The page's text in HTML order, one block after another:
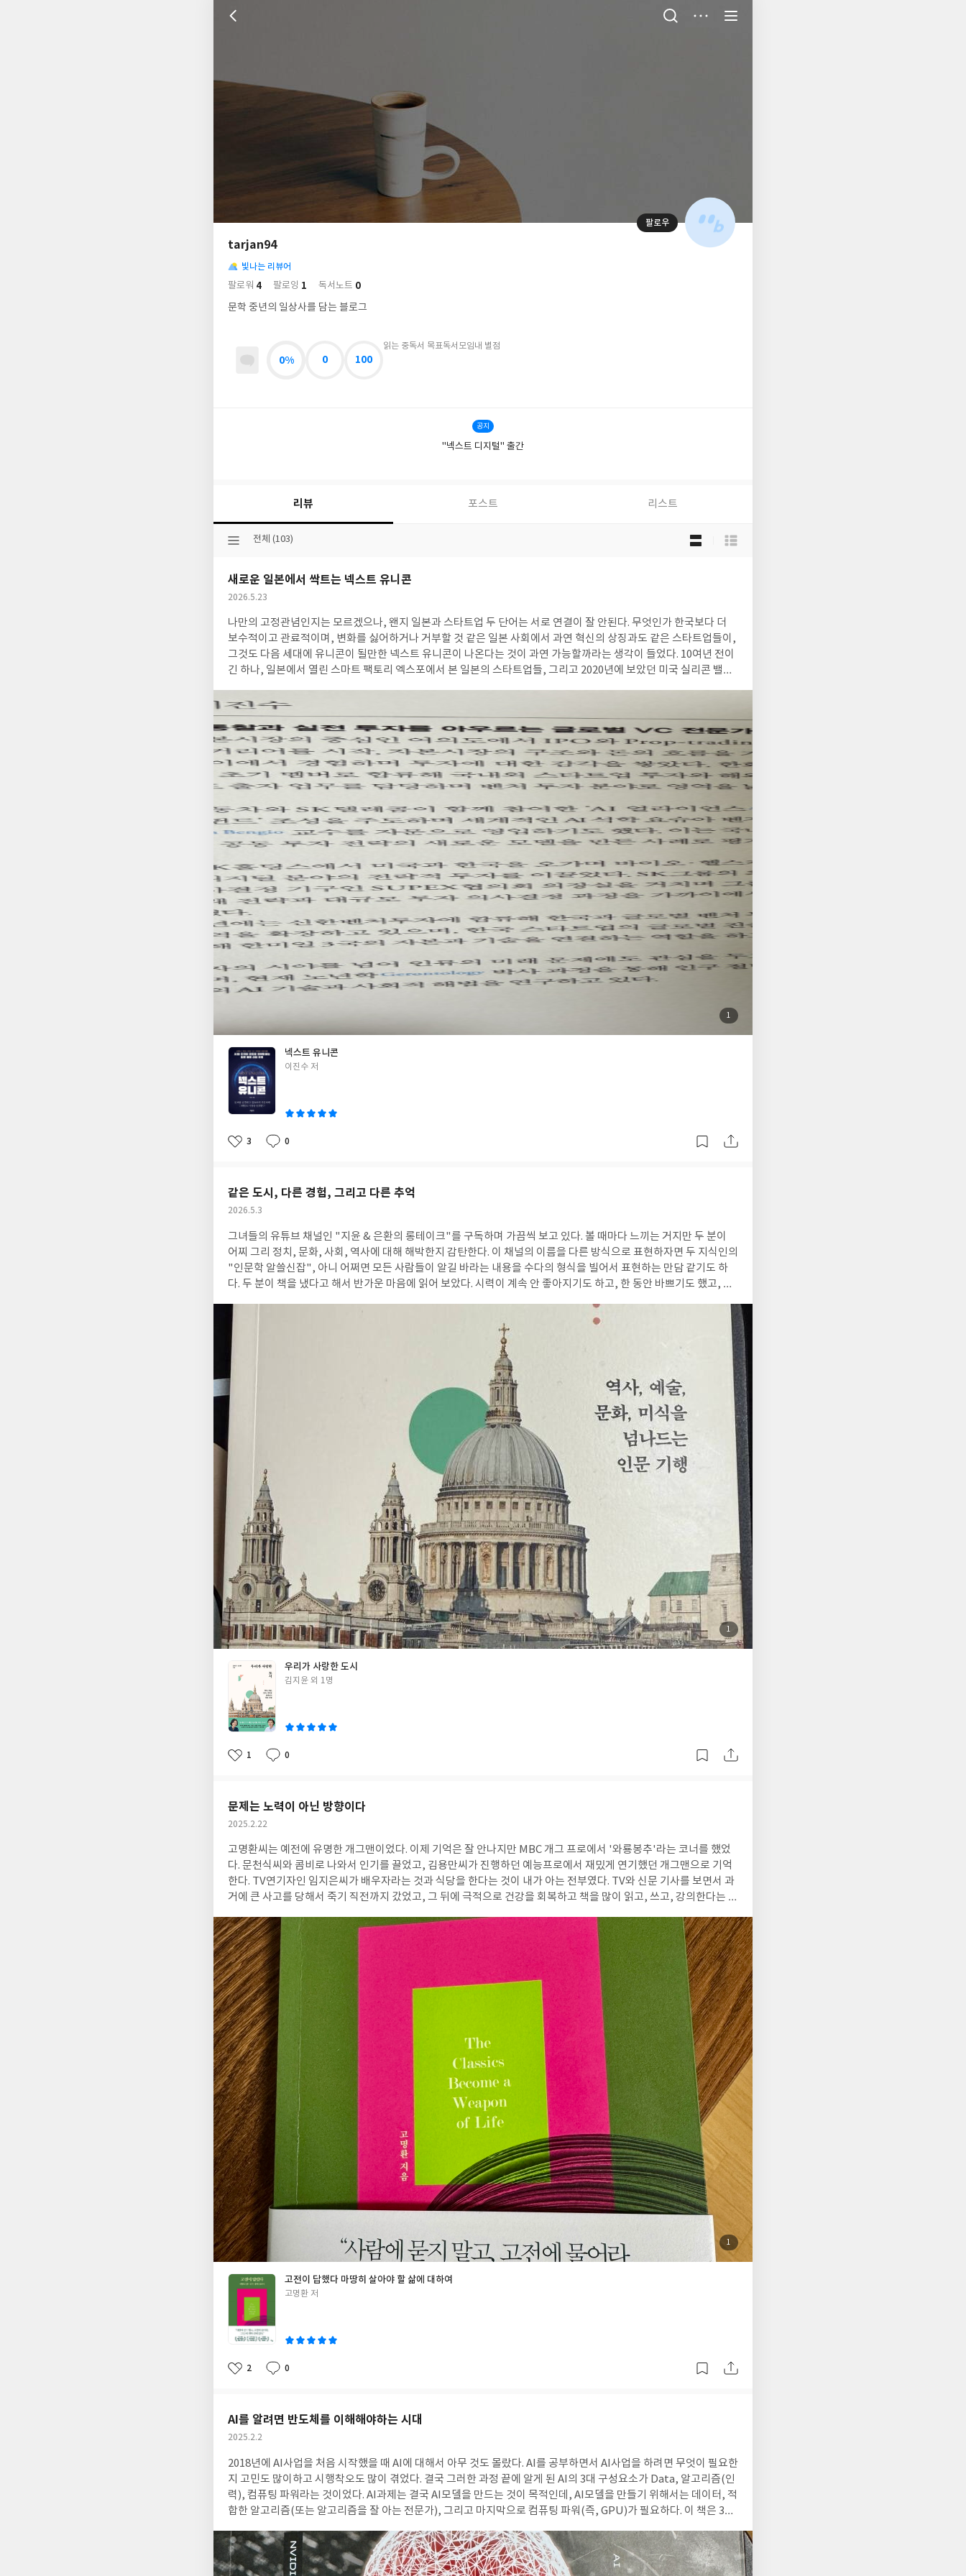
팔로우
tarjan94
님
의
사
락
빛나는 리뷰어
팔로워 4 팔로잉 1 독서노트 0
문학 중년의 일상사를 담는 블로그
읽는 중독서 목표
0%
독서모임
0
내 별점
100
공지
"넥스트 디지털" 출간
리뷰 포스트 리스트
선
분
류
전체 (103)
새로운 일본에서 싹트는 넥스트 유니콘
작
일
2026.5.23
나만의 고정관념인지는 모르겠으나, 왠지 일본과 스타트업 두 단어는 서로 연결이 잘 안된다. 무엇인가 한국보다 더
보수적이고 관료적이며, 변화를 싫어하거나 거부할 것 같은 일본 사회에서 과연 혁신의 상징과도 같은 스타트업들이,
그것도 다음 세대에 유니콘이 될만한 넥스트 유니콘이 나온다는 것이 과연 가능할까라는 생각이 들었다. 10여년 전이
긴 하나, 일본에서 열린 스마트 팩토리 엑스포에서 본 일본의 스타트업들, 그리고 2020년에 보았던 미국 실리콘 밸리
기는 어렵지만, 무언인가 혁신을 추구하면서 신기술을 적극적으로 찾는 모습보다는 다른 일본 기업들의 눈치를 보면
서 따라한다는 느낌을 많이 받았기 때문이다. 코로나 시기에 전세계적으로 화상회의나 각종 디지털 기반 서비스들이
급격히 발전했었다. 그때 일본의 디지털화가 더디다보니, 전자 서명이 안되고, 여전히 종이에 도장을 찍어야 하며, 코
로나 환자 집계를 팩스로 받아 집계한다는 뉴스를 본 기억이 있어서 더 그런 생각이 들었는지도 모른다. 진담인지 농담
인지 모르겠지만, 일본의 도장 협회가 미국의 총기 협회보다 더 강력하기 때문에 도장을 포기할 수 없다는 말이 단순
히 농담처럼만 들리지 않았다. 예를 들어, 사카나AI라고 하는 스타트업은 거대 LLM 모델을 뛰어 넘는 소버린 AI전략
사용하는데, 이 회사는 오픈소스 기반의 LLM을 활용하되, 그런 LLM들 여러 개를 네트워크로 구성하여 일본어의 특
성, 또는 산업 특성에 맞게 필요한 네트워크를 활성화시켜 사용하게 하는 방식을 사용하게 한다. 그리고 여기에 참여
한 사람들이 미국 실리콘밸리에서도 인정받는 전문가들이어서 왜 미국에서 창업하지 않고 일본에서 창업했는지 의문
을 갖는 사람들이 많다고 할 정도니 이 정도면 참여한 사람들의 수준을 짐작할 수 있다. 거기에 더불어 엔비디아의 젠
슨황도 투자한 회사라고 하니 거의 흥행 보증 수표나 다름 없다는 느낌을 갖게 된다.일일이 모든 사례를 소개할 수는
없지만 제조, 금융, 에너지, SaaS 등 다양한 분야에서 활약하는 스타트업들을 소개하고 있다. 과거에는 모노즈쿠리가
일본 제조업에 큰 장점이 되었지만, 요즘 시대에는 오히려 혁신을 가로막는 장애가 되었던 것처럼 느껴진다. 모노즈쿠
리는 기존의 장점을 계속 발전시키고, 품질을 고도화하고 극한의 제품 성능과 완벽성을 추구하기 때문에 변화가 많지
않았던 과거에 매우 잘 맞는 방법이 아닌가 한다. 하지만 하루가 멀다하고 기술 개발이 되는 요즘과 같은 시기에는 계
속 바꾸고, 갈아 타고, 새롭게 나아가야하니 오히려 과거의 장점이 현재의 단점이 된 것으로 보인다. 요즘의 일본 스타
트업들이 모노즈쿠리의 약점을 극복하고 새로운 시도를 한다고 하니 기대감이 드는 것도 사실이다. 미국 중심의 스타
트업이 세상의 대표 스타트업을 보여준다고 생각했었는데, 이 책을 보면서 일본 스타트업의 저력을 볼 수 있는 좋은
고 그들의 기술과 서비스를 회사에 적용해 보고 싶은 강한 호기심이 든다. 단순히 일본의 스타트업을 아는 것만이 아니
라, 왜 일본 스타트업들이 부상하게 되었고, 어떤 기술들이 있는지를 전체적으로 조망해 볼 수 있는 좋은 책이라고 생
각된다. 책에 있는 회사들 중에 몇 개 회사는 접촉해보려고 한다. 실제로 현장에 적용될 수 있는 좋은 솔루션이라는 생
각이 들기 때문이다. 일본의 스타트업 생태계를 이해할 수 있었고, 실용적인 기술과 스타트업도 알게 되고, 현장을 개
선할 수 있는 아이디어를 얻은 좋은 기회였다. 읽어보시길 추천드린다.
첨
부
사
1
넥스트 유니콘
글
이진수 저
좋
3
댓
0
작
같은 도시, 다른 경험, 그리고 다른 추억
작
일
2026.5.3
그녀들의 유튜브 채널인 "지윤 & 은환의 롱테이크"를 구독하며 가끔씩 보고 있다. 볼 때마다 느끼는 거지만 두 분이
어찌 그리 정치, 문화, 사회, 역사에 대해 해박한지 감탄한다. 이 채널의 이름을 다른 방식으로 표현하자면 두 지식인의
"인문학 알쓸신잡", 아니 어쩌면 모든 사람들이 알길 바라는 내용을 수다의 형식을 빌어서 표현하는 만담 같기도 하
다. 두 분이 책을 냈다고 해서 반가운 마음에 읽어 보았다. 시력이 계속 안 좋아지기도 하고, 한 동안 바쁘기도 했고, 하
그런 생각이 든다. 무언가 비어가는 느낌이랄까? 소진되지만 충전되지 않는 그런 느낌이 든다. 그리고 간만에 책을 읽
다보니 한 번에 읽어내는 분량이 확실히 줄기는 했다. 한 두시간 기꺼이 읽어내던 그 지구력을 회복하기에는 아직 시간
이 더 필요해보였다. 다행이 내용이 무겁지 않고, 저자들이 여행을 다니면서 방문한 인상 깊었던 도시를 설명한 책이
라서 비교적 부담없이 읽을 수 있었다. 저자들은 이미 많은 도시를 방문한 경험이 있는 것으로 알고 있는데 그 중에서
피렌체, 교토, 워싱턴 D.C, 에든버러, 암스테르담, 상하이, 파리, 런던 8개 도시에 대해서 이야기 보따리를 풀었다. 그
많은 도시 중에 왜 하필 8개 도시를 선정했을까라는 생각이 들었다. 이 중에서 내가 가 본 도시는 피렌체, 워싱턴 D.C,
상하이, 파리 4곳으로 절반 정도 된다. 암스테르담은 오슬로 갈 때 비행기 갈아타느라 잠시 공항을 들렀었는데 직접 방
문한 적이 없기에 방문지라고 말하기는 어렵다. 이 네 곳에 대한 기억은 워싱턴 D.C가 가장 생생하다. 작년 10월에 다
녀왔기에 가장 기억이 생생하기도 하지만 다른 도시들은 다녀온지 너무 오래되서 기억이 가물가물하다. 피렌체와 파
리는 약 13년 전에 다녀온 것 같고, 상하이는 다녀온지 7년 정도 된 것 같다. 여행을 다녀와서 방문했던 도시에 대한 기
억을 기록으로 남겨놓지 않으면 기억에서 차차 지워지기 마련이다. 그냥 그 것에 다녀왔었던 기억과 느낌만 남을 뿐이
다. 작년에 다녀온 워싱턴 D.C는 그래도 블로그에 기록으로 남겨놨다. 19개의 포스팅을 6개월간 작성 하면서 그 당시
를 다시 복기해 보기도 하고, 그 장소를 다시 찾아보면서 새로 배우는 것들이 있다. 그렇게 하다보니 책에 나오는 워싱
턴 D.C 부분이 더 살갑게 와닿는다. 4개 도시만 놓고 보면, 내가 다녀 온 도시와 두 분이 다녀온 도시는 같지만 서로 보
고 느끼는 게 다른 것 같다. 당연히 그럴 수 밖에 없다고 생각하지만 서로 많이 다르다는 것을 다시 한 번 느꼈다. 그들은
내가 무엇인지도 모르고 무심히 지나쳤던 것들에 대해서 자세히 설명을 한다. 그 도시, 그 건물, 그리고 그 작품에 대한
역사와 그에 관련된 여러 이야기들... 역시 아는 만큼 보이는 것인가? 내가 만약 안 가본 4개의 도시들을 방문하게 된다
면, 이 책에서 소개하는 곳에 꼭 가보고 싶다. 그리고 과거에 가봤던 도시지만, 내가 다시 그 도시를 방문하게 된다면
그 때 못 가봤던 그 곳에 가보고 싶다. 우리는 같은 도시를 방문하지만, 다른 경험을 하고, 그리고 저마다 다른 추억을
갖게 된다. 그래서 그 도시에 가고 싶다.
첨
부
된
사
1
우리가 사랑한 도시
글
김지윤 외 1명
좋
1
댓
0
작
문제는 노력이 아닌 방향이다
작
일
2025.2.22
고명환씨는 예전에 유명한 개그맨이었다. 이제 기억은 잘 안나지만 MBC 개그 프로에서 '와룡봉추'라는 코너를 했었
다. 문천식씨와 콤비로 나와서 인기를 끌었고, 김용만씨가 진행하던 예능프로에서 재밌게 연기했던 개그맨으로 기억
한다. TV연기자인 임지은씨가 배우자라는 것과 식당을 한다는 것이 내가 아는 전부였다. TV와 신문 기사를 보면서 과
거에 큰 사고를 당해서 죽기 직전까지 갔었고, 그 뒤에 극적으로 건강을 회복하고 책을 많이 읽고, 쓰고, 강의한다는 알
많은 사람들이 좋아해주고, 그가 쓴 책이 베스트셀러가 된다는 것은 무언가 그가 가진 한 방이 있었을거라는 느낌이
다. 이 책은 아는 분이 카드에 좋은 말씀까지 해주시면서 선물해 주신 책이라 꼭 읽고 독후감을 쓰고 싶었다. 확실히 고
명환씨 글에는 힘이 있다. 누구나 알 수 있는 좋은 이야기만 써 있는 것이 아니었다. 하나 하나의 소재마다 그가 겪은 경
험들이 녹아 있었다. 단순히 고전의 문구를 따와서 이렇게 살아야 한다는 이야기가 아니었다. 그는 죽음의 문턱까지 다
녀왔기 때문에 더 이상 남의 시선에 맞춰서 살 필요가 없다. 하고 싶은 일을 그때 그때 바로 바로 하기 때문에 다른 작가
들의 글과 다른 점이 있었다. 얼마나 많은 사람들이 자신들의 의지로 자신답게 살고 있다고 말할 수 있을까? 일반화해
서 말할 수는 없지만, 저렴한 표현으로는 밥벌이를 위해서, 조금 더 점잖은 표현으로는 생계를 위해서 살고 있다고 말
하는 사람들이 많을듯 하다. 여러가지 표현들과 사연들이 마음에 와닿지만 아래 글들이 계속 잊혀지지 않는다. 내가 나
로 살지를 못했다. 하루를 살더라도 내 의지로 살겠다. 모르는 것이 많아질 때 성장한다. 인생에 늦은 순간은 없다. 누구
의 그림자로 살지 않는다. 문제는 노력이 아닌 방향이다. 녹슬어 사라지지 않고 닳아서 사라지겠다. 진리에 이르는 길
은 의도를 갖지 않은 사람에게만 열려있다. 능력안에서 욕망을 이뤄나간다.
첨
부
된
사
1
고전이 답했다 마땅히 살아야 할 삶에 대하여
글
고명환 저
좋
2
댓
0
작
AI를 알려면 반도체를 이해해야하는 시대
작
일
2025.2.2
2018년에 AI사업을 처음 시작했을 때 AI에 대해서 아무 것도 몰랐다. AI를 공부하면서 AI사업을 하려면 무엇이 필요한
지 고민도 많이하고 시행착오도 많이 겪었다. 결국 그러한 과정 끝에 알게 된 AI의 3대 구성요소가 Data, 알고리즘(인
력), 컴퓨팅 파워라는 것이었다. AI과제는 결국 AI모델을 만드는 것이 목적인데, AI모델을 만들기 위해서는 데이터, 적
합한 알고리즘(또는 알고리즘을 잘 아는 전문가), 그리고 마지막으로 컴퓨팅 파워(즉, GPU)가 필요하다. 이 책은 3가
을 통해서 알게 되었는데, 그런 연유로 엔비디아 본사를 두 번 방문했었고, 그 중 한번은 젠슨황의 강의도 듣고 함께 셀
피도 찍는 영광을 얻었던지라 GPU에 대한 관심과 HBM을 비롯한 반도체 산업에 궁금함이 많았었다. 책을 읽으면서